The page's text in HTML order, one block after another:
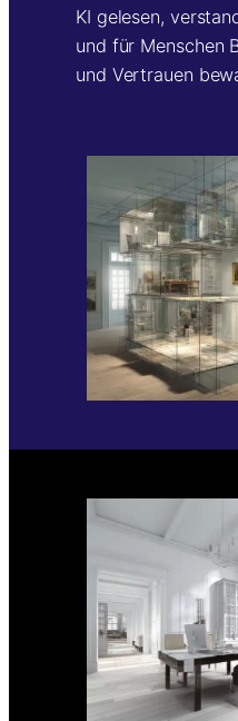
KI gelesen,
und für Menschen
und Vertrauen